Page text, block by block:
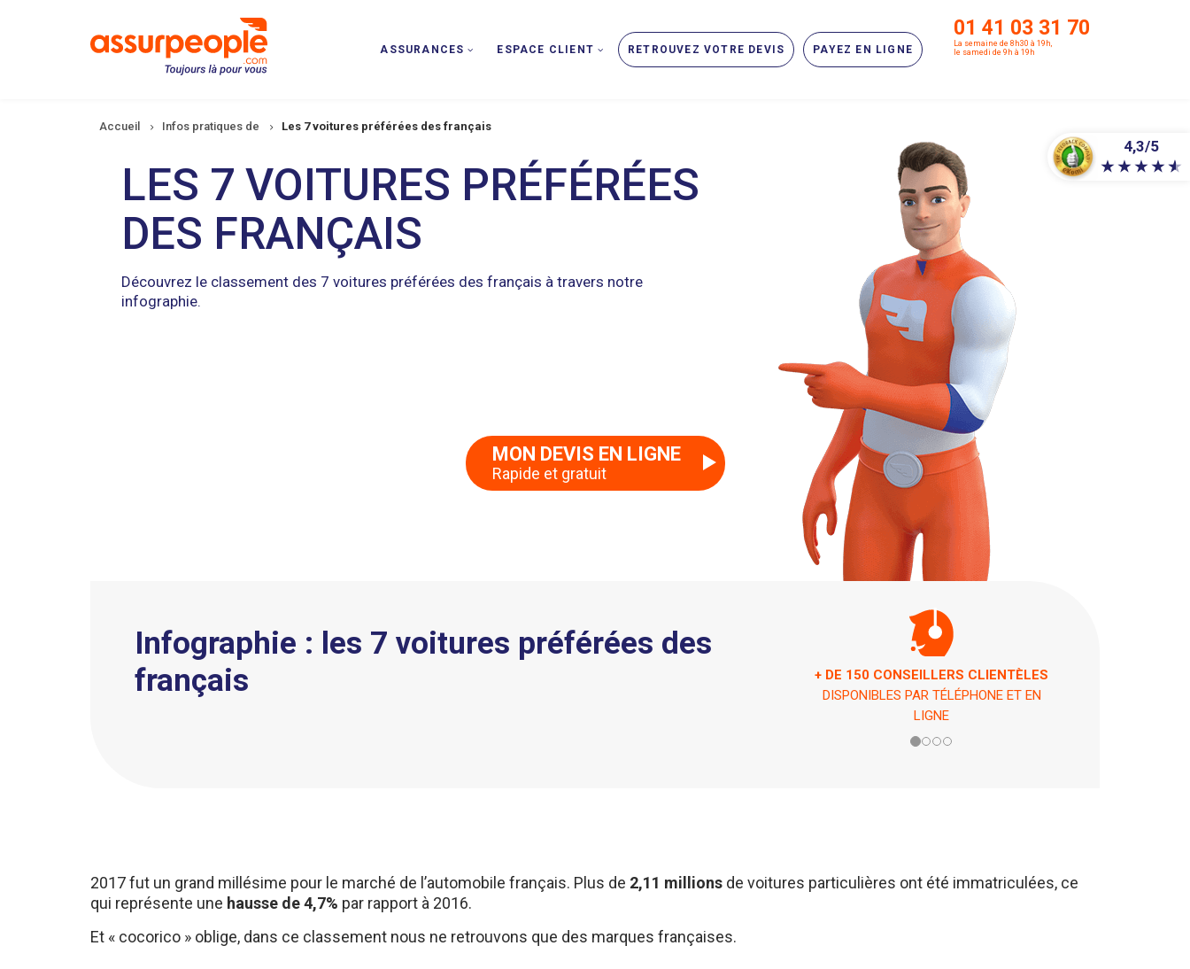
01 41 03 31 70
La semaine de 8h30 à 19h,
le samedi de 9h à 19h
ASSURANCES ESPACE CLIENT RETROUVEZ VOTRE DEVIS PAYEZ EN LIGNE
d'Ariane
Accueil Infos pratiques de Les 7 voitures préférées des français
LES 7 VOITURES PRÉFÉRÉES
DES FRANÇAIS
Découvrez le classement des 7 voitures préférées des français à travers notre
infographie.
MON DEVIS EN LIGNE
Rapide et gratuit
Infographie : les 7 voitures préférées des
français
ASSISTANCE 7 JOURS / 7 ET 24H / 24
EN CAS DE PÉPIN !
qui représente unehausse de 4,7% par rapport à 2016.
Et « cocorico » oblige, dans ce classement nous ne retrouvons que des marques françaises.
4,3/5
★ ★ ★ ★ ★